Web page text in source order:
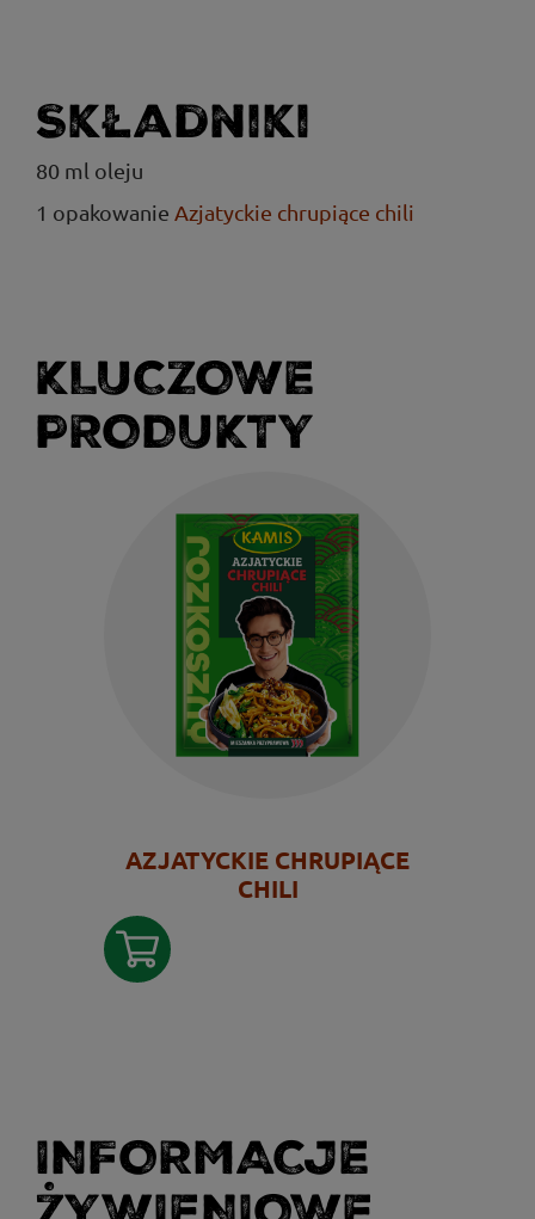
Składniki
80 ml oleju
1 opakowanie Azjatyckie chrupiące chili
KLUCZOWE
PRODUKTY
AZJATYCKIE CHRUPIĄCE
CHILI
INFORMACJE